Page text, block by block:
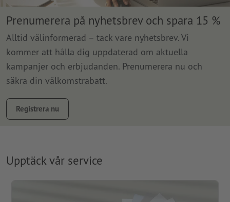
Prenumerera på nyhetsbrev och spara 15 %
Alltid välinformerad – tack vare nyhetsbrev. Vi
kommer att hålla dig uppdaterad om aktuella
kampanjer och erbjudanden. Prenumerera nu och
säkra din välkomstrabatt.
Registrera nu
Upptäck vår service